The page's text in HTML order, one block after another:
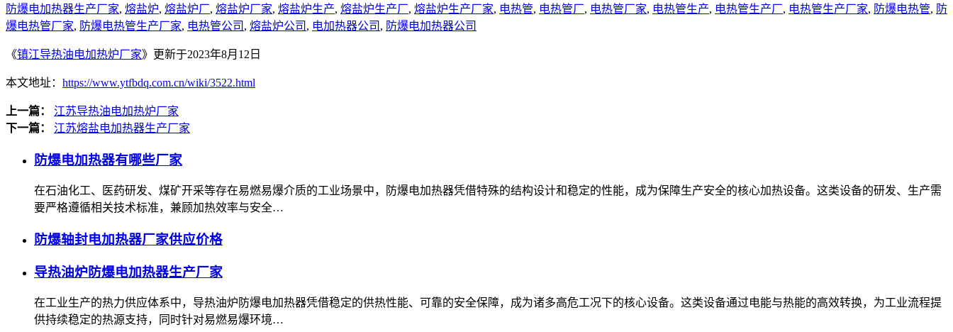
防爆电加热器生产厂家, 熔盐炉, 熔盐炉厂, 熔盐炉厂家, 熔盐炉生产, 熔盐炉生产厂, 熔盐炉生产厂家, 电热管, 电热管厂, 电热管厂家, 电热管生产, 电热管生产厂, 电热管生产厂家, 防爆电热管, 防
爆电热管厂家, 防爆电热管生产厂家, 电热管公司 , 熔盐炉公司 , 电加热器公司 , 防爆电加热器公司
《镇江导热油电加热炉厂家》更新于2023年8月12日
本文地址： https://www.ytfbdq.com.cn/wiki/3522.html
上一篇：
江苏导热油电加热炉厂家
下一篇：
江苏熔盐电加热器生产厂家
防爆电加热器有哪些厂家
在石油化工、医药研发、煤矿开采等存在易燃易爆介质的工业场景中，防爆电加热器凭借特殊的结构设计和稳定的性能，成为保障生产安全的核心加热设备。这类设备的研发、生产需
要严格遵循相关技术标准，兼顾加热效率与安全…
防爆轴封电加热器厂家供应价格
导热油炉防爆电加热器生产厂家
在工业生产的热力供应体系中，导热油炉防爆电加热器凭借稳定的供热性能、可靠的安全保障，成为诸多高危工况下的核心设备。这类设备通过电能与热能的高效转换，为工业流程提
供持续稳定的热源支持，同时针对易燃易爆环境…